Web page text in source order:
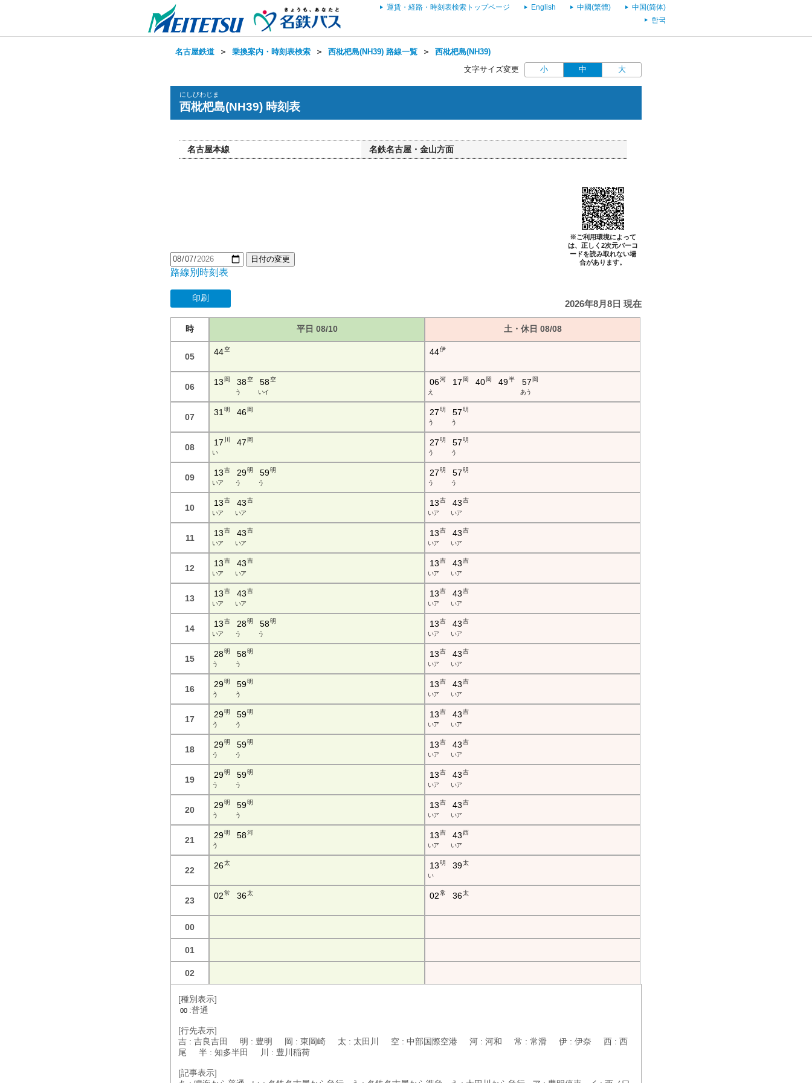
運賃・経路・時刻表検索トップページ English 中國(繁體)
中国(简体)
한국
名古屋鉄道 ＞ 乗換案内・時刻表検索 ＞ 西枇杷島(NH39) 路線一覧 ＞ 西枇杷島(NH39)
文字サイズ変更 小 中 大
にしびわじま
西枇杷島(NH39) 時刻表
名古屋本線 名鉄名古屋・金山方面
※ご利用環境によって
は、正しく2次元バーコ
ードを読み取れない場
合があります。
日付の変更
路線別時刻表
印刷
2026年8月8日 現在
時 平日 08/10 土・休日 08/08
05 44空 44伊
06 13 岡 38空
う
58空
い イ
06河
え
17 岡 40岡 49半 57 岡
あ う
07 31明 46岡 27明
う
57明
う
08 17 川
い
47 岡 27明
う
57明
う
09 13吉
い ア
29明
う
59明
う
27明
う
57明
う
10 13吉
い ア
43吉
い ア
13吉
い ア
43吉
い ア
11 13吉
い ア
43吉
い ア
13吉
い ア
43吉
い ア
12 13吉
い ア
43吉
い ア
13吉
い ア
43吉
い ア
13 13吉
い ア
43吉
い ア
13吉
い ア
43吉
い ア
14 13吉
い ア
28明
う
58明
う
13吉
い ア
43吉
い ア
15 28明
う
58明
う
13吉
い ア
43吉
い ア
16 29明
う
59明
う
13吉
い ア
43吉
い ア
17 29明
う
59明
う
13吉
い ア
43吉
い ア
18 29明
う
59明
う
13吉
い ア
43吉
い ア
19 29明
う
59明
う
13吉
い ア
43吉
い ア
20 29明
う
59明
う
13吉
い ア
43吉
い ア
21 29明
う
58河 13吉
い ア
43西
い ア
22 26太 13明
い
39太
23 02常 36太 02常 36太
00
01
02
[種別表示]
00 :普通
[行先表示]
吉 : 吉良吉田 明 : 豊明 岡 : 東岡崎 太 : 太田川 空 : 中部国際空港 河 : 河和 常 : 常滑 伊 : 伊奈 西 : 西
尾 半 : 知多半田 川 : 豊川稲荷
[記事表示]